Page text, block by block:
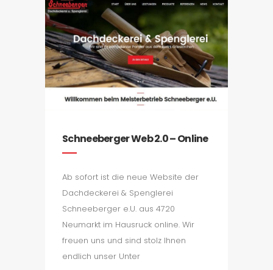
Schneeberger Web 2.0 – Online
Ab sofort ist die neue Website der
Dachdeckerei & Spenglerei
Schneeberger e.U. aus 4720
Neumarkt im Hausruck online. Wir
freuen uns und sind stolz Ihnen
endlich unser Unter